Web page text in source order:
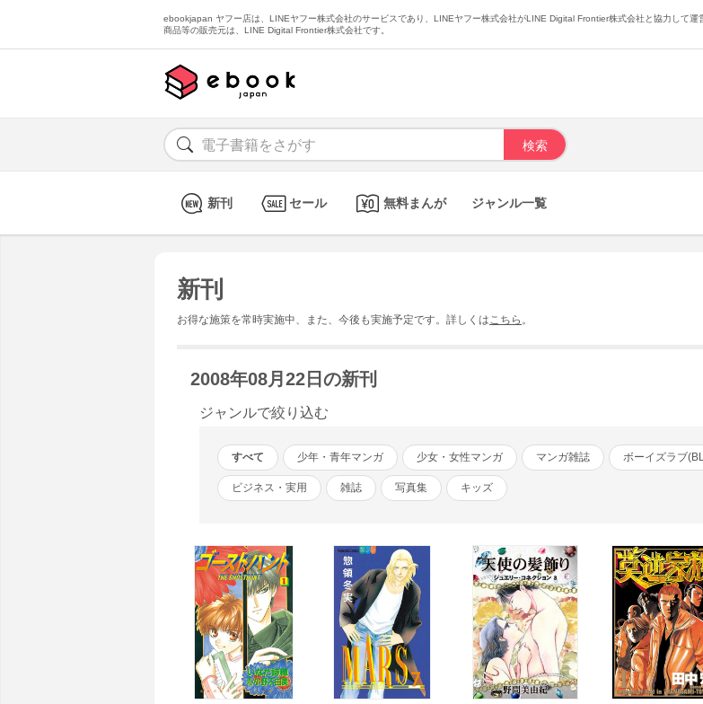
ebookjapan ヤフー店は、LINEヤフー株式会社のサービスであり、LINEヤフー株式会社がLINE Digital Frontier株式会社と協力して運
商品等の販売元は、LINE Digital Frontier株式会社です。
新刊 セール 無料まんが ジャンル一覧
新刊
お得な施策を常時実施中、また、今後も実施予定です。 詳しくは こちら 。
2008年08月22日の新刊
ジャンルで絞り込む
すべて 少年・青年マンガ 少女・女性マンガ マンガ雑誌 ボーイズラブ
ビジネス・実用 雑誌 写真集 キッズ